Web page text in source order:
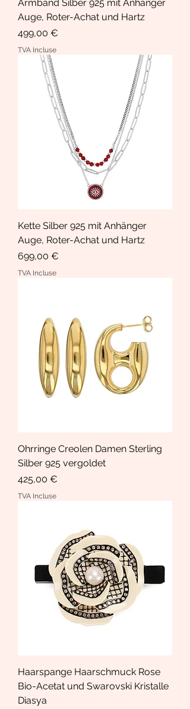
Armband Silber 925 mit Anhänger
Auge, Roter-Achat und Hartz
Prix
499,00 €
TVA Incluse
Kette Silber 925 mit Anhänger
Auge, Roter-Achat und Hartz
Prix
699,00 €
TVA Incluse
Ohrringe Creolen Damen Sterling
Silber 925 vergoldet
Prix
425,00 €
TVA Incluse
Haarspange Haarschmuck Rose
Bio-Acetat und Swarovski Kristalle
Diasya